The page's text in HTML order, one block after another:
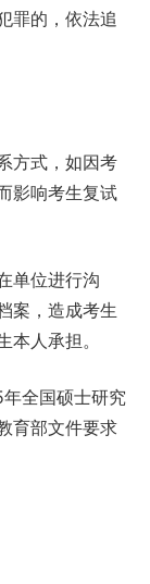
罪的，依法追
方式，如因考
影响考生复试
单位进行沟
案，造成考生
人承担。
全国硕士研究
育部文件要求